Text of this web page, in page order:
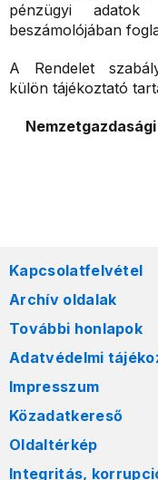
pénzügyi
beszámolójában
A Rendelet
külön tájékoztató
Kapcsolatfelvétel
Archív oldalak
További honlapok
Adatvédelmi
Impresszum
Közadatkereső
Oldaltérkép
Integritás,